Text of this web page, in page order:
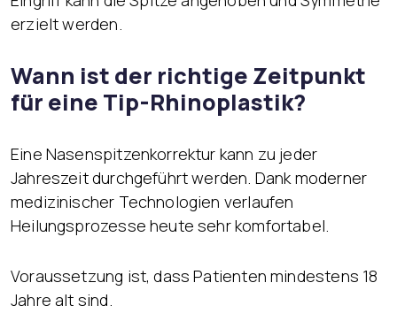
erzielt werden.
Wann ist der richtige Zeitpunkt
für eine Tip-Rhinoplastik?
Eine Nasenspitzenkorrektur kann zu jeder
Jahreszeit durchgeführt werden. Dank moderner
medizinischer Technologien verlaufen
Heilungsprozesse heute sehr komfortabel.
Voraussetzung ist, dass Patienten mindestens 18
Jahre alt sind.